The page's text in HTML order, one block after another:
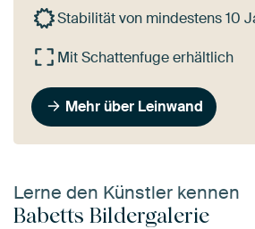
Stabilität von mindestens 10
Mit Schattenfuge erhältlich
Mehr über Leinwand
Lerne den Künstler kennen
Babetts Bildergalerie